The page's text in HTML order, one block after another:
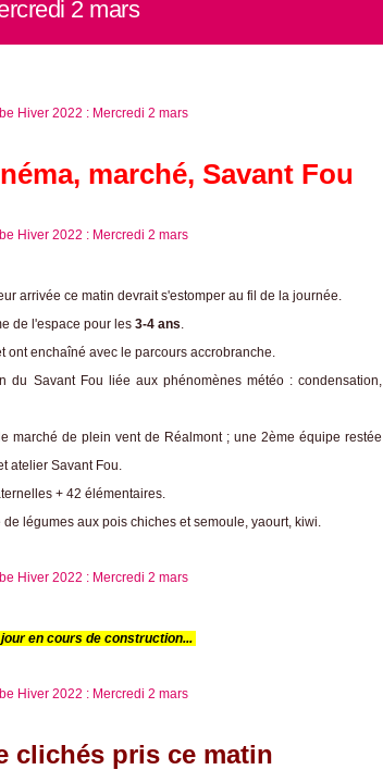
2 mars
marché, Savant Fou
arrivée ce matin devrait s'estomper au fil de la journée.
de l'espace pour les 3-4 ans.
ont enchaîné avec le parcours accrobranche.
du Savant Fou liée aux phénomènes météo : condensation,
marché de plein vent de Réalmont ; une 2ème équipe restée
atelier Savant Fou.
+ 42 élémentaires.
légumes aux pois chiches et semoule, yaourt, kiwi.
en cours de construction...
clichés pris ce matin